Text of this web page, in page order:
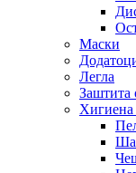
Маски
Легла
Заштита
Хигиена